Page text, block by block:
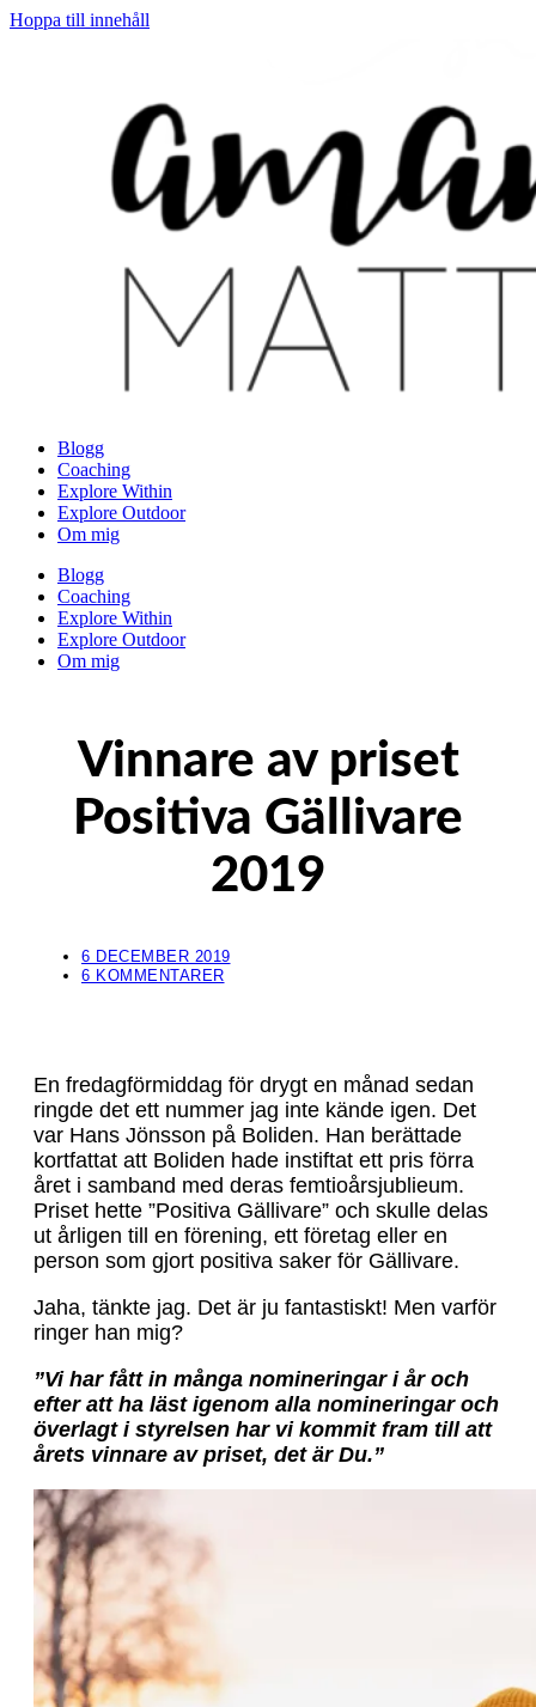
Hoppa till innehåll
Blogg
Coaching
Explore Within
Explore Outdoor
Om mig
Blogg
Coaching
Explore Within
Explore Outdoor
Om mig
Vinnare av priset
Positiva Gällivare
2019
6 DECEMBER 2019
6 KOMMENTARER
En fredagförmiddag för drygt en månad sedan
ringde det ett nummer jag inte kände igen. Det
var Hans Jönsson på Boliden. Han berättade
kortfattat att Boliden hade instiftat ett pris förra
året i samband med deras femtioårsjublieum.
Priset hette ”Positiva Gällivare” och skulle delas
ut årligen till en förening, ett företag eller en
person som gjort positiva saker för Gällivare.
Jaha, tänkte jag. Det är ju fantastiskt! Men varför
ringer han mig?
”Vi har fått in många nomineringar i år och
efter att ha läst igenom alla nomineringar och
överlagt i styrelsen har vi kommit fram till att
årets vinnare av priset, det är Du.”